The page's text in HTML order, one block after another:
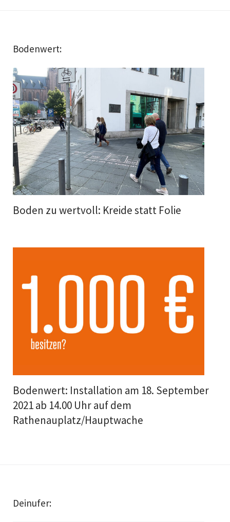
Bodenwert:
Boden zu wertvoll: Kreide statt Folie
Bodenwert: Installation am 18. September
2021 ab 14.00 Uhr auf dem
Rathenauplatz/Hauptwache
Deinufer: